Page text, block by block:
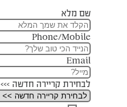
שם מלא
Phone/Mobile
Email
לבחירת קריירה חדשה >>>